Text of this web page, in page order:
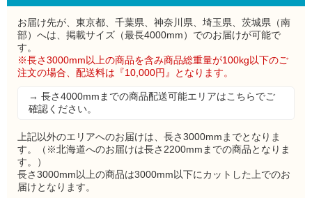
お届け先が、東京都、千葉県、神奈川県、埼玉県、茨城県（南
部）へは、掲載サイズ（最長4000mm）でのお届けが可能で
す。
※長さ3000mm以上の商品を含み商品総重量が100kg以下のご
注文の場合、配送料は『10,000円』となります。
→ 長さ4000mmまでの商品配送可能エリアはこちらでご
確認ください。
上記以外のエリアへのお届けは、長さ3000mmまでとなりま
す。（※北海道へのお届けは長さ2200mmまでの商品となりま
す。）
長さ3000mm以上の商品は3000mm以下にカットした上でのお
届けとなります。